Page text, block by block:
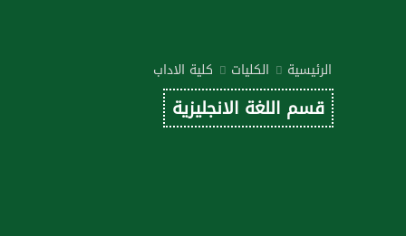
الرئيسية الكليات كلية الاداب
قسم اللغة الانجليزية